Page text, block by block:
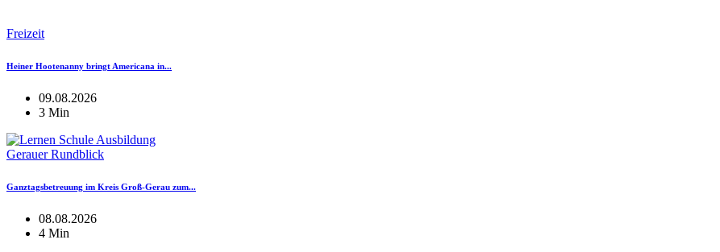
Freizeit
Heiner Hootenanny bringt Americana in...
09.08.2026
3 Min
Gerauer Rundblick
Ganztagsbetreuung im Kreis Groß-Gerau zum...
08.08.2026
4 Min